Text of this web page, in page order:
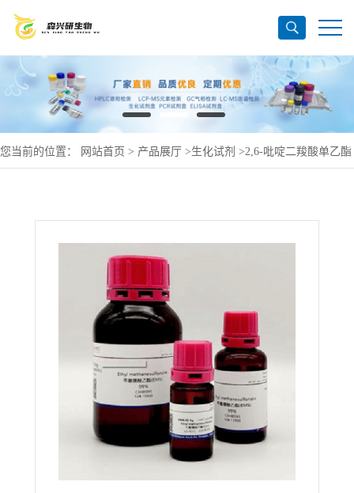
您当前的位置： 网站首页 > 产品展厅 >生化试剂 >2,6-吡啶二羧酸单乙酯